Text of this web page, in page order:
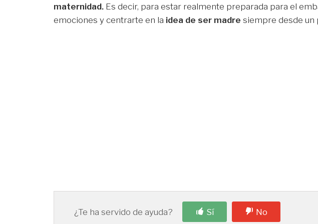
maternidad. Es decir, para estar realmente preparada para el
emociones y centrarte en la idea de ser madre siempre desde un
¿Te ha servido de ayuda? Sí No